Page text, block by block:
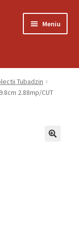
Meniu
Tubadzin
2.88mp/CUT